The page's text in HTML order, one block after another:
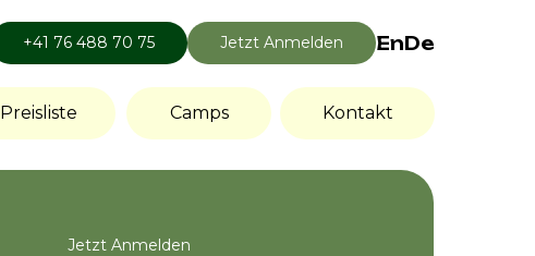
+41 76 488 70 75 Jetzt Anmelden EnDe
Kontakt
Camps
Preisliste
Jetzt Anmelden